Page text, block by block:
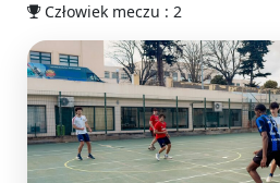
Człowiek meczu : 2